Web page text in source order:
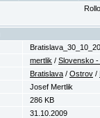
mertlik / Slovensko
Bratislava / Ostrov /
Josef Mertlik
286 KB
31.10.2009